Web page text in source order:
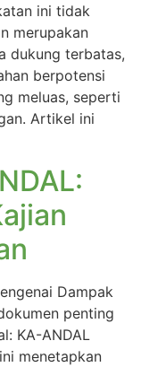
ini tidak
merupakan
dukung terbatas,
berpotensi
meluas, seperti
Artikel ini
Dampak
penting
KA-ANDAL
menetapkan